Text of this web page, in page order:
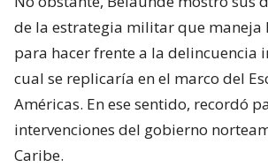
de la estrategia militar que maneja
para hacer frente a la delincuencia
cual se replicaría en el marco del
Américas. En ese sentido, recordó
intervenciones del gobierno
Caribe.